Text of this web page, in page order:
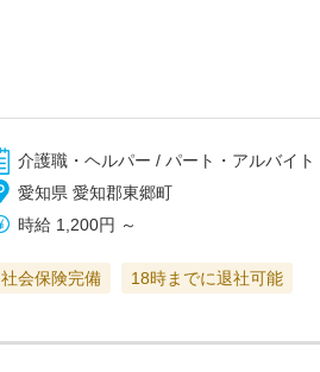
介護職・ヘルパー / パート・アルバイト
愛知県 愛知郡東郷町
時給 1,200円 ～
社会保険完備 18時までに退社可能